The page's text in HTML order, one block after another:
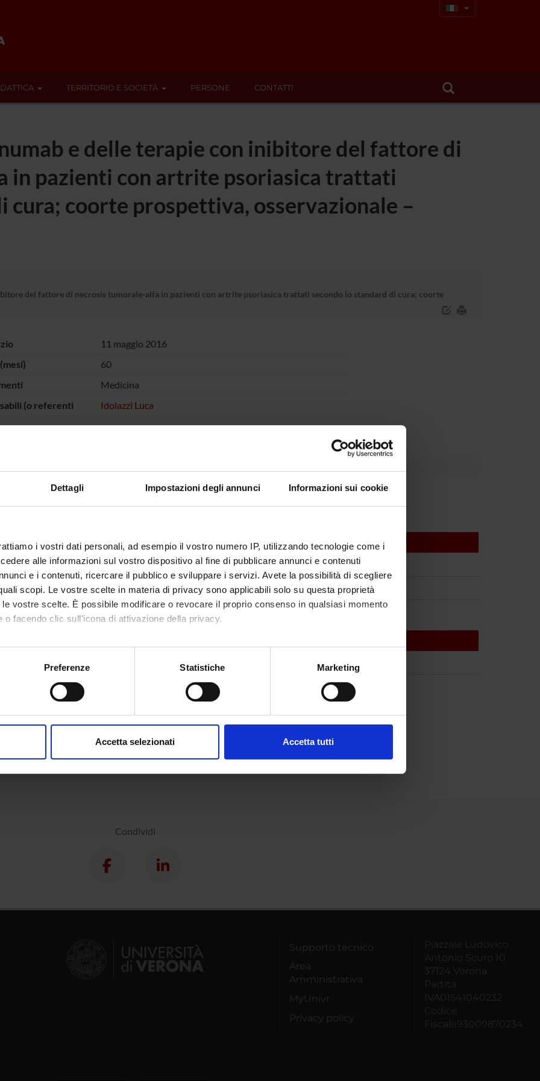
Dettagli Impostazioni degli annunci Informazioni sui cookie
i vostri dati personali, ad esempio il vostro numero IP, utilizzando tecnologie come i
alle informazioni sul vostro dispositivo al fine di pubblicare annunci e contenuti
e i contenuti, ricercare il pubblico e sviluppare i servizi. Avete la possibilità di scegliere
scopi. Le vostre scelte in materia di privacy sono applicabili solo su questa proprietà
vostre scelte. È possibile modificare o revocare il proprio consenso in qualsiasi momento
o facendo clic sull'icona di attivazione della privacy.
anche:
sulla tua posizione geografica, con un'approssimazione di qualche metro,
in qualsiasi momento dalla Dichiarazione sui cookie.
Preferenze Statistiche Marketing
Accetta selezionati Accetta tutti
TERRITORIO E SOCIETÀ PERSONE CONTATTI
e delle terapie con inibitore del fattore di
in pazienti con artrite psoriasica trattati
cura; coorte prospettiva, osservazionale –
del fattore di necrosis tumorale-alfa in pazienti con artrite psoriasica trattati secondo lo standard di cura; coorte
11 maggio 2016
60
Medicina
(o referenti
Idolazzi Luca
Professore associato
RICERCA COINVOLTE DAL PROGETTO
(DM)
(DNBM)
Condividi
Supporto tecnico
Area
Amministrativa
MyUnivr
Privacy policy
Piazzale Ludovico
Antonio Scuro 10
37124 Verona
Partita
IVA01541040232
Codice
Fiscale93009870234